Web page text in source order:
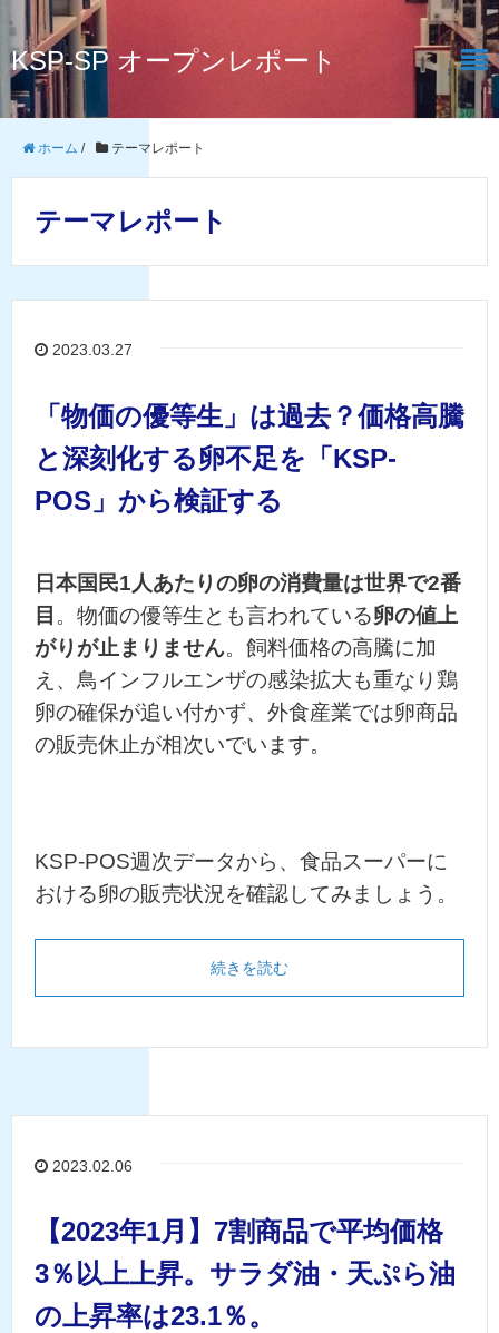
KSP-SP オープンレポート
ホーム / テーマレポート
テーマレポート
2023.03.27
「物価の優等生」は過去？価格高騰
と深刻化する卵不足を「KSP-
POS」から検証する
日本国民1人あたりの卵の消費量は世界で2番
目 。物価の優等生とも言われている卵の値上
がりが止まりません。飼料価格の高騰に加
え、鳥インフルエンザの感染拡大も重なり鶏
卵の確保が追い付かず、外食産業では卵商品
の販売休止が相次いでいます。
KSP-POS週次データから、食品スーパーに
おける卵の販売状況を確認してみましょう。
続きを読む
2023.02.06
【2023年1月】7割商品で平均価格
3％以上上昇。サラダ油・天ぷら油
の上昇率は23.1％。